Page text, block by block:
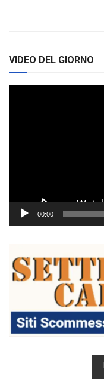
VIDEO DEL GIORNO
00:00